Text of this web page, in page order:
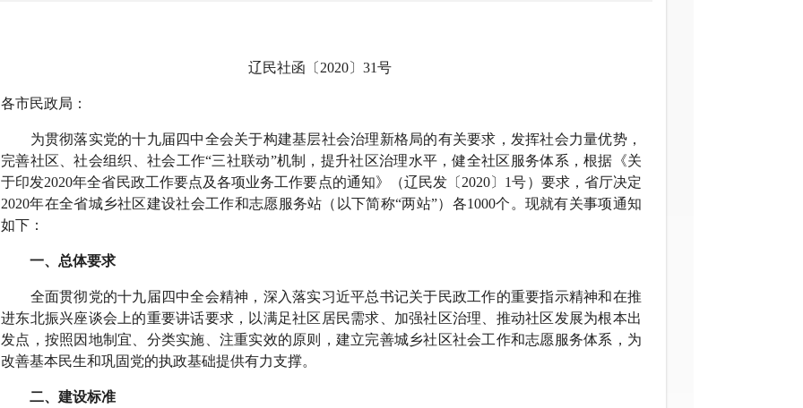
辽民社函〔2020〕31号
各市民政局：
为贯彻落实党的十九届四中全会关于构建基层社会治理新格局的有关要求，发挥社会力量优势，
完善社区、社会组织、社会工作“三社联动”机制，提升社区治理水平，健全社区服务体系，根据《关
于印发2020年全省民政工作要点及各项业务工作要点的通知》（辽民发〔 2020〕 1号）要求，省厅决定
2020年在全省城乡社区建设社会工作和志愿服务站（以下简称“两站”）各1000个。现就有关事项通知
如下：
一、总体要求
全面贯彻党的十九届四中全会精神，深入落实习近平总书记关于民政工作的重要指示精神和在推
进东北振兴座谈会上的重要讲话要求，以满足社区居民需求、加强社区治理、推动社区发展为根本出
发点，按照因地制宜、分类实施、注重实效的原则，建立完善城乡社区社会工作和志愿服务体系，为
改善基本民生和巩固党的执政基础提供有力支撑。
二、建设标准